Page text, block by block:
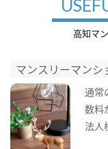
高知マ
マンスリーマンシ
通常
数料
法人